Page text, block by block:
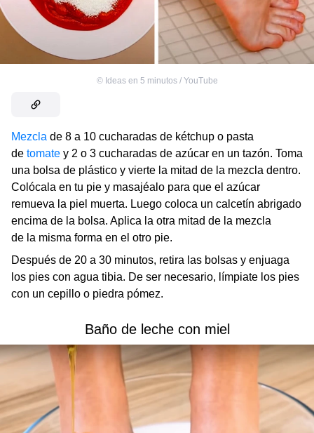
© Ideas en 5 minutos / YouTube
Mezcla de 8 a 10 cucharadas de kétchup o pasta
de tomate y 2 o 3 cucharadas de azúcar en un tazón. Toma
una bolsa de plástico y vierte la mitad de la mezcla dentro.
Colócala en tu pie y masajéalo para que el azúcar
remueva la piel muerta. Luego coloca un calcetín abrigado
encima de la bolsa. Aplica la otra mitad de la mezcla
de la misma forma en el otro pie.
Después de 20 a 30 minutos, retira las bolsas y enjuaga
los pies con agua tibia. De ser necesario, límpiate los pies
con un cepillo o piedra pómez.
Baño de leche con miel